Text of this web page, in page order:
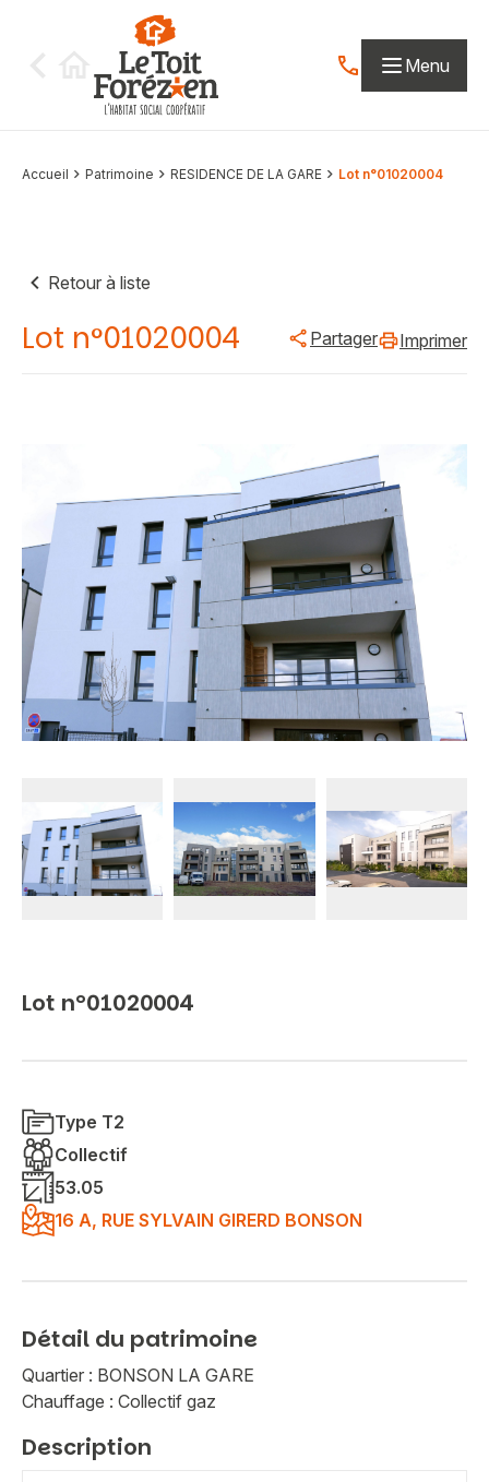
Contactez-nous
Menu
Accueil Patrimoine RESIDENCE DE LA GARE Lot n°01020004
Retour à liste
Lot n°01020004 Partager Imprimer
Lot n°01020004
Type T2
Collectif
53.05
16 A, RUE SYLVAIN GIRERD BONSON
Détail du patrimoine
Quartier : BONSON LA GARE
Chauffage : Collectif gaz
Description